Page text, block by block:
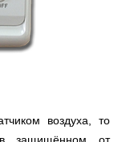
воздуха, то